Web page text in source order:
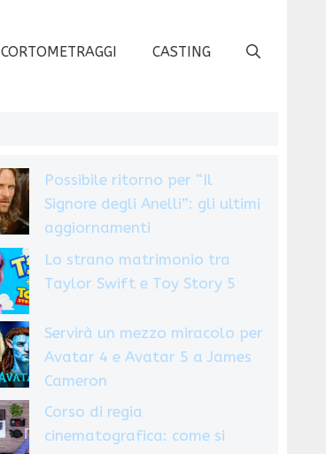
CORTOMETRAGGI CASTING
Possibile ritorno per “Il
Signore degli Anelli”: gli ultimi
aggiornamenti
Lo strano matrimonio tra
Taylor Swift e Toy Story 5
Servirà un mezzo miracolo per
Avatar 4 e Avatar 5 a James
Cameron
Corso di regia
cinematografica: come si